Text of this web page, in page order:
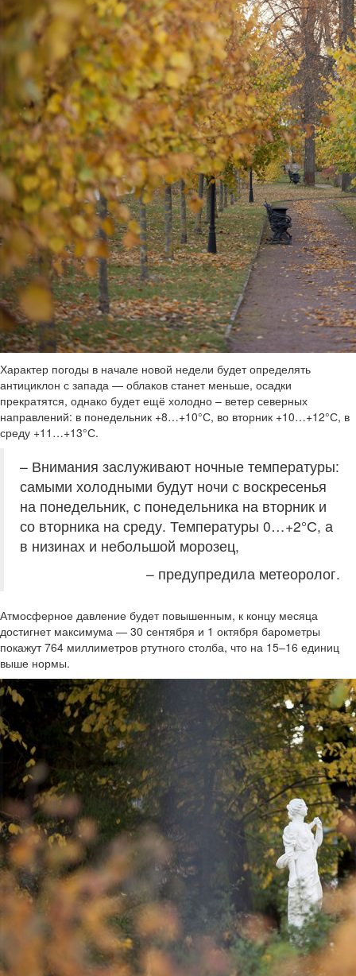
Характер погоды в начале новой недели будет определять
антициклон с запада — облаков станет меньше, осадки
прекратятся, однако будет ещё холодно – ветер северных
направлений: в понедельник +8…+10°С, во вторник +10…+12°С, в
среду +11…+13°С.
– Внимания заслуживают ночные температуры:
самыми холодными будут ночи с воскресенья
на понедельник, с понедельника на вторник и
со вторника на среду. Температуры 0…+2°С, а
в низинах и небольшой морозец,
– предупредила метеоролог.
Атмосферное давление будет повышенным, к концу месяца
достигнет максимума — 30 сентября и 1 октября барометры
покажут 764 миллиметров ртутного столба, что на 15–16 единиц
выше нормы.